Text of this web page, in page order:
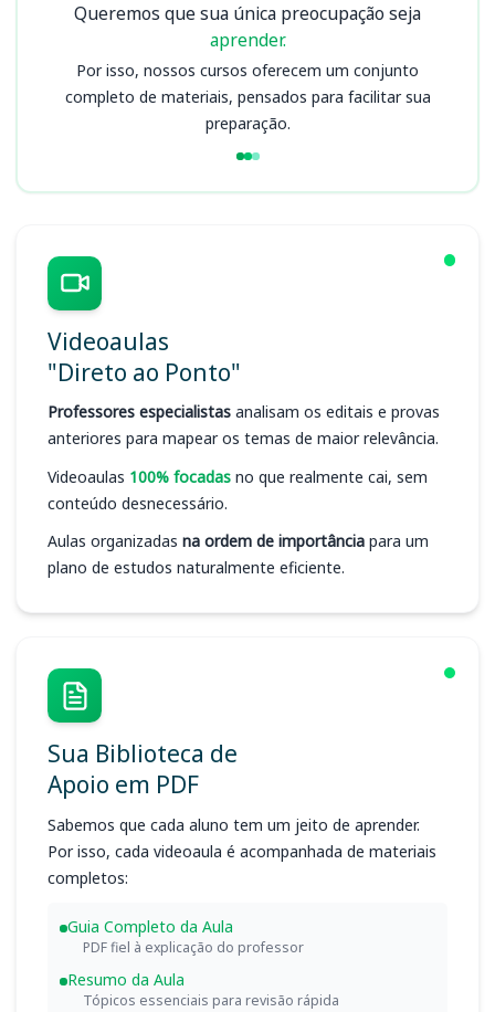
Queremos que sua única preocupação seja
aprender.
Por isso, nossos cursos oferecem um conjunto
completo de materiais, pensados para facilitar sua
preparação.
Videoaulas
"Direto ao Ponto"
Professores especialistas analisam os editais e provas
anteriores para mapear os temas de maior relevância.
Videoaulas 100% focadas no que realmente cai, sem
conteúdo desnecessário.
Aulas organizadas na ordem de importância para um
plano de estudos naturalmente eficiente.
Sua Biblioteca de
Apoio em PDF
Sabemos que cada aluno tem um jeito de aprender.
Por isso, cada videoaula é acompanhada de materiais
completos:
Guia Completo da Aula
PDF fiel à explicação do professor
Resumo da Aula
Tópicos essenciais para revisão rápida